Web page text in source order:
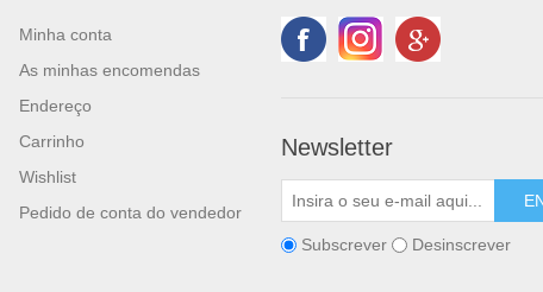
Minha conta
As minhas encomendas
Endereço
Carrinho
Wishlist
Pedido de conta do vendedor
Newsletter
Subscrever Desinscrever